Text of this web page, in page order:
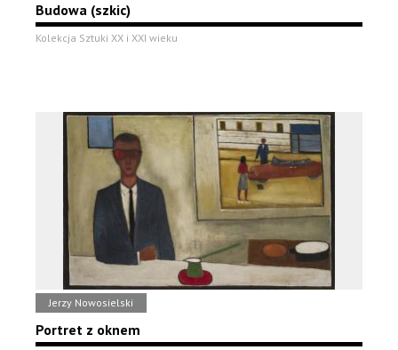
Budowa (szkic)
Kolekcja Sztuki XX i XXI wieku
Jerzy Nowosielski
Portret z oknem